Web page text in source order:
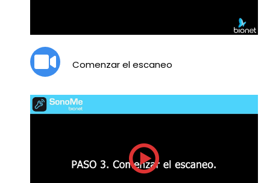
Comenzar el escaneo